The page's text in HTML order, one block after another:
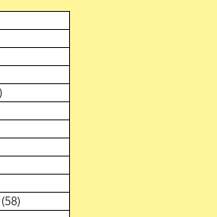
(58)